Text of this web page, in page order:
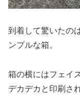
到着して驚いたの
ンプルな箱。
箱の横にはフェイ
デカデカと印刷さ